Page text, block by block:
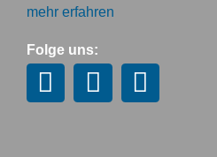
mehr erfahren
Folge uns: